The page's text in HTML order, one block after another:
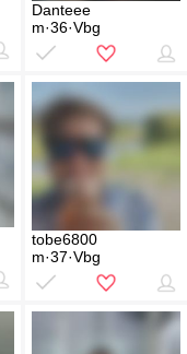
Danteee
m·36·Vbg
tobe6800
m·37·Vbg